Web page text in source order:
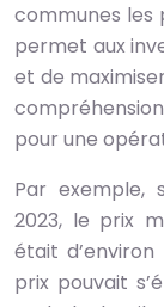
communes les
permet aux
et de
pour une
Par exemple,
2023, le prix
était
prix pouvait